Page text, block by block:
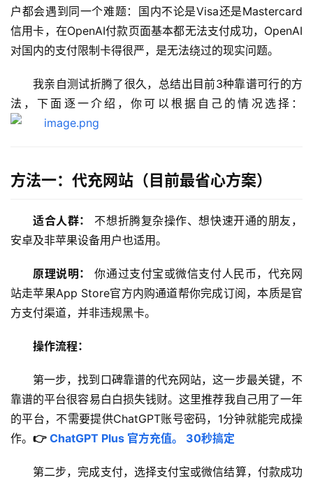
户都会遇到同一个难题：国内不论是Visa还是Mastercard
信用卡，在OpenAI付款页面基本都无法支付成功，OpenAI
对国内的支付限制卡得很严，是无法绕过的现实问题。
我亲自测试折腾了很久，总结出目前3种靠谱可行的方
法，下面逐一介绍，你可以根据自己的情况选择：
方法一：代充网站（目前最省心方案）
适合人群：
不想折腾复杂操作、想快速开通的朋友，
安卓及非苹果设备用户也适用。
原理说明：
你通过支付宝或微信支付人民币，代充网
站走苹果App Store官方内购通道帮你完成订阅，本质是官
方支付渠道，并非违规黑卡。
操作流程：
第一步，找到口碑靠谱的代充网站，这一步最关键，不
靠谱的平台很容易白白损失钱财。这里推荐我自己用了一年
的平台，不需要提供ChatGPT账号密码，1分钟就能完成操
作。 👉 ChatGPT Plus 官方充值。 30秒搞定
第二步，完成支付，选择支付宝或微信结算，付款成功